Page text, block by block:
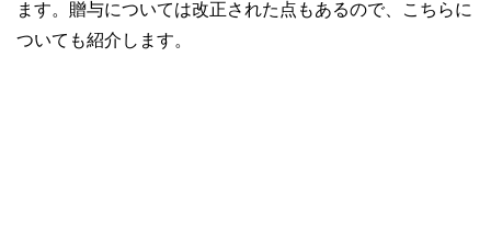
ます。贈与については改正された点もあるので、こちらに
ついても紹介します。